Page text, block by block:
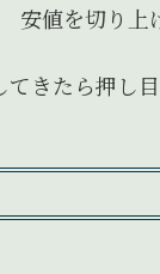
安値を切り上
てきたら押し